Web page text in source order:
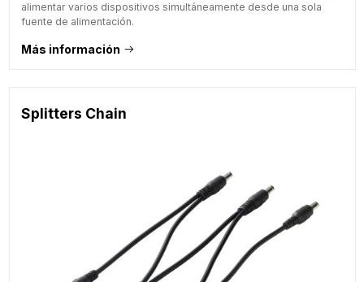
alimentar varios dispositivos simultáneamente desde una sola
fuente de alimentación.
Más información
Splitters Chain